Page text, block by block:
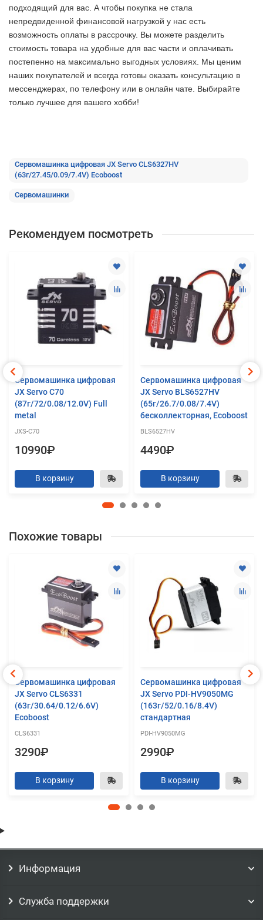
подходящий для вас. А чтобы покупка не стала
непредвиденной финансовой нагрузкой у нас есть
возможность оплаты в рассрочку. Вы можете разделить
стоимость товара на удобные для вас части и оплачивать
постепенно на максимально выгодных условиях. Мы ценим
наших покупателей и всегда готовы оказать консультацию в
мессенджерах, по телефону или в онлайн чате. Выбирайте
только лучшее для вашего хобби!
Сервомашинка цифровая JX Servo CLS6327HV
(63г/27.45/0.09/7.4V) Ecoboost
Сервомашинки
Рекомендуем посмотреть
Сервомашинка цифровая
JX Servo C70
(87г/72/0.08/12.0V) Full
metal
JXS-C70
10990₽
В корзину
Сервомашинка цифровая
JX Servo BLS6527HV
(65г/26.7/0.08/7.4V)
бесколлекторная, Ecoboost
BLS6527HV
4490₽
В корзину
Похожие товары
Сервомашинка цифровая
JX Servo CLS6331
(63г/30.64/0.12/6.6V)
Ecoboost
CLS6331
3290₽
В корзину
Сервомашинка цифровая
JX Servo PDI-HV9050MG
(163г/52/0.16/8.4V)
стандартная
PDI-HV9050MG
2990₽
В корзину
Информация
Служба поддержки